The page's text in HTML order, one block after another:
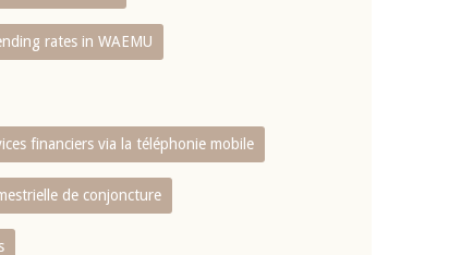
rates in WAEMU
financiers via la téléphonie mobile
de conjoncture